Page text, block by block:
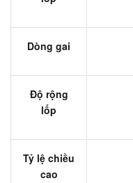
Dòng gai
Độ rộng
lốp
Tỷ lệ chiều
cao